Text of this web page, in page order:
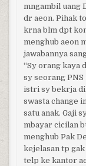
mngambil uang
dr aeon. Pihak
krna blm dpt
menghub aeon
jawabannya
“Sy orang kaya
sy seorang
istri sy bekrja
swasta change
satu anak. Gaji
mbayar cicilan
menghub Pak
kejelasan tp
telp ke kantor